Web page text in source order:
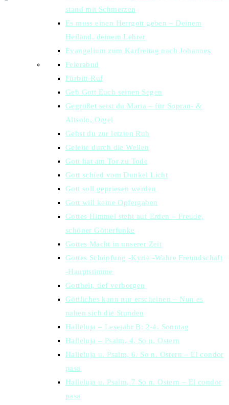
stand mit Schmerzen
Es muss einen Herrgott geben – Deinem
Heiland, deinem Lehrer
Evangelium zum Karfreitag nach Johannes
Feierabnd
Fürbitt-Ruf
Geb Gott Euch seinen Segen
Gegrüßet seist du Maria – für Sopran- &
Altsolo, Orgel
Gehst du zur letzten Ruh
Geleite durch die Wellen
Gott hat am Tor zu Tode
Gott schied vom Dunkel Licht
Gott soll gepriesen werden
Gott will keine Opfergaben
Gottes Himmel steht auf Erden – Freude,
schöner Götterfunke
Gottes Macht in unserer Zeit
Gottes Schöpfung -Kyrie -Wahre Freundschaft
-Hauptstimme
Gottheit, tief verborgen
Göttliches kann nur erscheinen – Nun es
nahen sich die Stunden
Halleluja – Lesejahr B; 2-4. Sonntag
Halleluja – Psalm, 4. So n. Ostern
Halleluja u. Psalm, 6. So n. Ostern – El condor
pasa
Halleluja u. Psalm, 7 So n. Ostern – El condor
pasa